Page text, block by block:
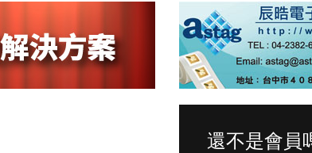
還不是會員